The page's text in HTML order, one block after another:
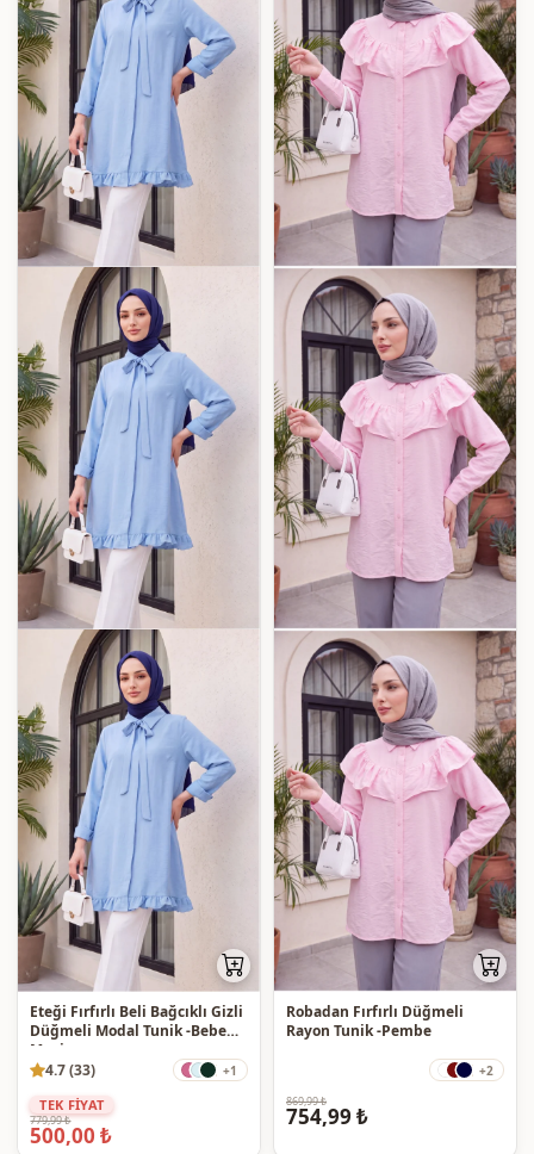
Eteği Fırfırlı Beli Bağcıklı Gizli
Düğmeli Modal Tunik -Bebe
Mavi
4.7 (33)
+1
TEK FİYAT
779,99 ₺
500,00 ₺
Robadan Fırfırlı Düğmeli
Rayon Tunik -Pembe
+2
869,99 ₺
754,99 ₺